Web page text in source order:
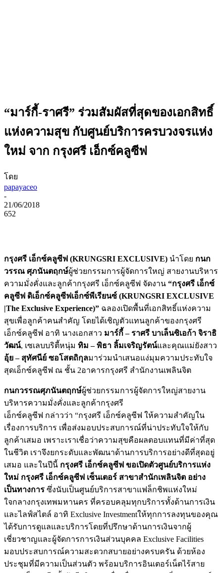
“มาร์กี้-ราศรี” ร่วมสัมผัสที่สุดของเอกสิทธิ์
แห่งความสุข กับศูนย์บริการครบวงจรแห่ง
ใหม่ จาก กรุงศรี เอ็กซ์คลูซีฟ
โดย
papayaceo
-
21/06/2018
652
กรุงศรี เอ็กซ์คลูซีฟ (KRUNGSRI EXCLUSIVE) นำโดย กนก
วรรณ ศุภนันตฤกษ์ผู้ช่วยกรรมการผู้จัดการใหญ่ สายงานบริหาร
ความมั่งคั่งและลูกค้ากรุงศรี เอ็กซ์คลูซีฟ จัดงาน “กรุงศรี เอ็กซ์
คลูซีฟ ดิเอ็กซ์คลูซีฟเอ็กซ์พีเรียนซ์ (KRUNGSRI EXCLUSIVE
|The Exclusive Experience)” ฉลองเปิดพื้นที่เอกสิทธิ์แห่งความ
สุขเพื่อลูกค้าคนสำคัญ โดยได้เชิญตัวแทนลูกค้าของกรุงศรี
เอ็กซ์คลูซีฟ อาทิ นางเอกสาว มาร์กี้ – ราศรี บาเล็นซิเอก้า จิราธิ
วัฒน์, เซเลบบริตี้หนุ่ม ทิม – พิธา ลิ้มเจริญรัตน์และคุณแม่ยังสาว
อุ้ย – สุทัศนีย์ ซอโสตถิกุลมาร่วมนำเสนอแง่มุมความประทับใจ
สุดเอ็กซ์คลูซีฟ ณ ชั้น 2อาคารกรุงศรี สำนักงานเพลินจิต
กนกวรรณศุภนันตฤกษ์ผู้ช่วยกรรมการผู้จัดการใหญ่สายงาน
บริหารความมั่งคั่งและลูกค้ากรุงศรี
เอ็กซ์คลูซีฟ กล่าวว่า “กรุงศรี เอ็กซ์คลูซีฟ ให้ความสำคัญใน
เรื่องการบริการ เพื่อส่งมอบประสบการณ์ที่น่าประทับใจให้กับ
ลูกค้าเสมอ เพราะเราเชื่อว่าความสุขคือผลตอบแทนที่มีค่าที่สุด
ในชีวิต เราจึงยกระดับและพัฒนาด้านการบริการอย่างดีที่สุดอยู่
เสมอ และในปีนี้ กรุงศรี เอ็กซ์คลูซีฟ ขอเปิดตัวศูนย์บริการแห่ง
ใหม่ กรุงศรี เอ็กซ์คลูซีฟ เซ็นเตอร์ สาขาสำนักเพลินจิต อย่าง
เป็นทางการ ซึ่งนับเป็นศูนย์บริการสาขาแฟล็กชิพแห่งใหม่
ใจกลางกรุงเทพมหานคร ที่ครอบคลุมทุกบริการทั้งด้านการเงิน
และไลฟ์สไตล์ อาทิ Exclusive Investmentให้ทุกการลงทุนของคุณ
ได้รับการดูแลและบริการโดยที่ปรึกษาด้านการเงินจากผู้
เชี่ยวชาญและผู้จัดการการเงินส่วนบุคคล Exclusive Facilities
มอบประสบการณ์ความสะดวกสบายอย่างครบครัน ด้วยห้อง
ประชุมที่มีความเป็นส่วนตัว พร้อมบริการอินเตอร์เน็ตไร้สาย